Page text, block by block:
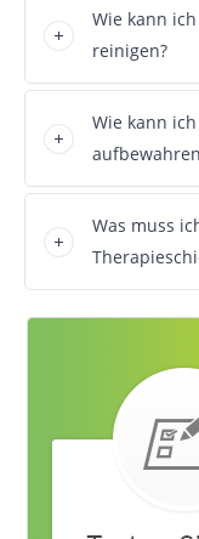
Wie kann ich
reinigen?
Wie kann ich
Was muss